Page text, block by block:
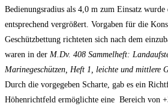
Bedienungsradius als 4,0 m zum Einsatz wurde
entsprechend vergrößert. Vorgaben für die
Geschützbettung richteten sich nach dem
waren in der M.Dv. 408 Sammelheft:
Marinegeschützen, Heft 1, leichte und mittlere
Durch die vorgegeben Scharte, gab es ein
Höhenrichtfeld ermöglichte eine Bereich von